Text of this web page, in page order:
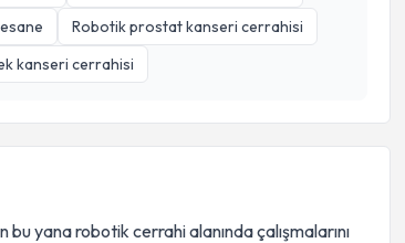
Robotik prostat kanseri cerrahisi
kanseri cerrahisi
yana robotik cerrahi alanında çalışmalarını